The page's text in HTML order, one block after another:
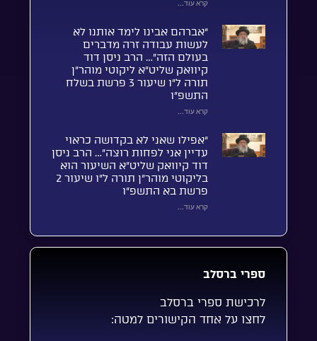
קרא עוד...
“אברהם אבינו לימד אותנו לא
לעשות עבודה זרה מדברים
בעולם הזה”… הרב ניסן דוד
קיוואק שליט”א ליקוטי מוהר”ן
תורה ל”ו שיעור 3 פרשת בשלח
התשפ”ו
קרא עוד...
“אפילו שאני לא בקדושה כראוי
עדיין אני לפחות רוצה”… הרב ניסן
דוד קיוואק שליט”א השיעור הוא
בליקוטי מוהר”ן תורה ל”ו שיעור 2
פרשת בא התשפ”ו
קרא עוד...
ספרי ברסלב
לרכישת ספרי ברסלב
לחצו על אחד הקישורים למטה: